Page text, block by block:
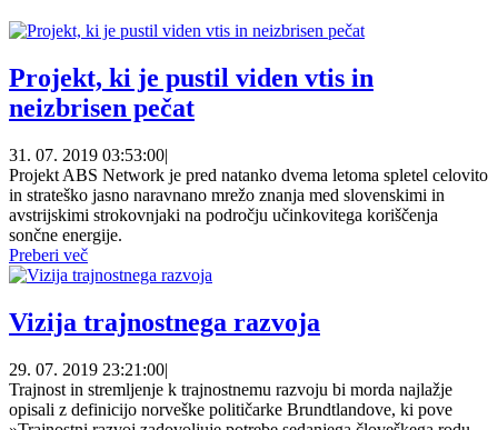
Projekt, ki je pustil viden vtis in
neizbrisen pečat
31. 07. 2019 03:53:00|
Projekt ABS Network je pred natanko dvema letoma spletel celovito
in strateško jasno naravnano mrežo znanja med slovenskimi in
avstrijskimi strokovnjaki na področju učinkovitega koriščenja
sončne energije.
Preberi več
Vizija trajnostnega razvoja
29. 07. 2019 23:21:00|
Trajnost in stremljenje k trajnostnemu razvoju bi morda najlažje
opisali z definicijo norveške političarke Brundtlandove, ki pove